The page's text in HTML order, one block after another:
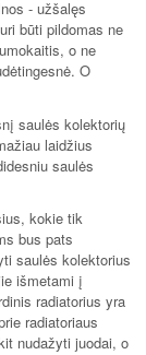
- užšalęs
būti pildomas ne
o ne
O
saulės kolektorių
laidžius
saulės
kokie tik
bus pats
saulės kolektorius
išmetami į
radiatorius yra
radiatoriaus
nudažyti juodai, o